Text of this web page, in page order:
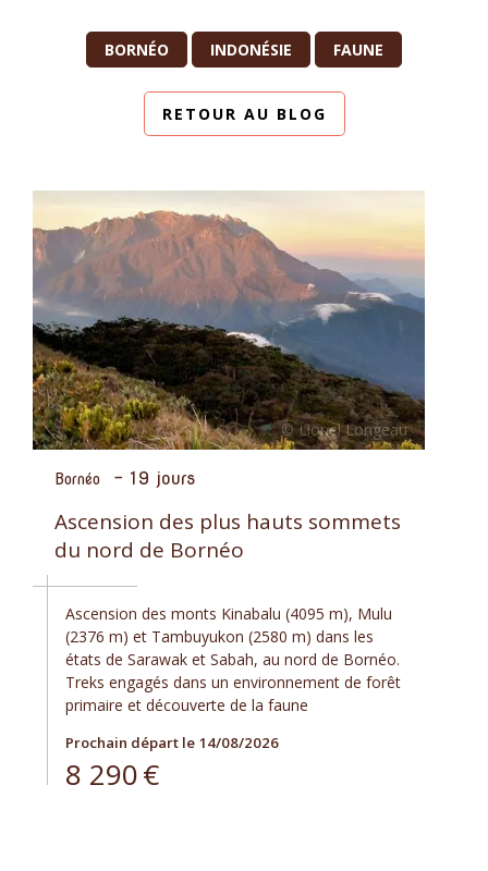
BORNÉO INDONÉSIE FAUNE
RETOUR AU BLOG
Bornéo - 19 jours
Ascension des plus hauts sommets
du nord de Bornéo
Ascension des monts Kinabalu (4095 m), Mulu
(2376 m) et Tambuyukon (2580 m) dans les
états de Sarawak et Sabah, au nord de Bornéo.
Treks engagés dans un environnement de forêt
primaire et découverte de la faune
Prochain départ le 14/08/2026
8 290€